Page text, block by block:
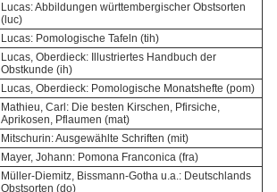
Lucas: Abbildungen württembergischer Obstsorten
(luc)
Lucas: Pomologische Tafeln (tih)
Lucas, Oberdieck: Illustriertes Handbuch der
Obstkunde (ih)
Lucas, Oberdieck: Pomologische Monatshefte (pom)
Mathieu, Carl: Die besten Kirschen, Pfirsiche,
Aprikosen, Pflaumen (mat)
Mitschurin: Ausgewählte Schriften (mit)
Mayer, Johann: Pomona Franconica (fra)
Müller-Diemitz, Bissmann-Gotha u.a.: Deutschlands
Obstsorten (do)